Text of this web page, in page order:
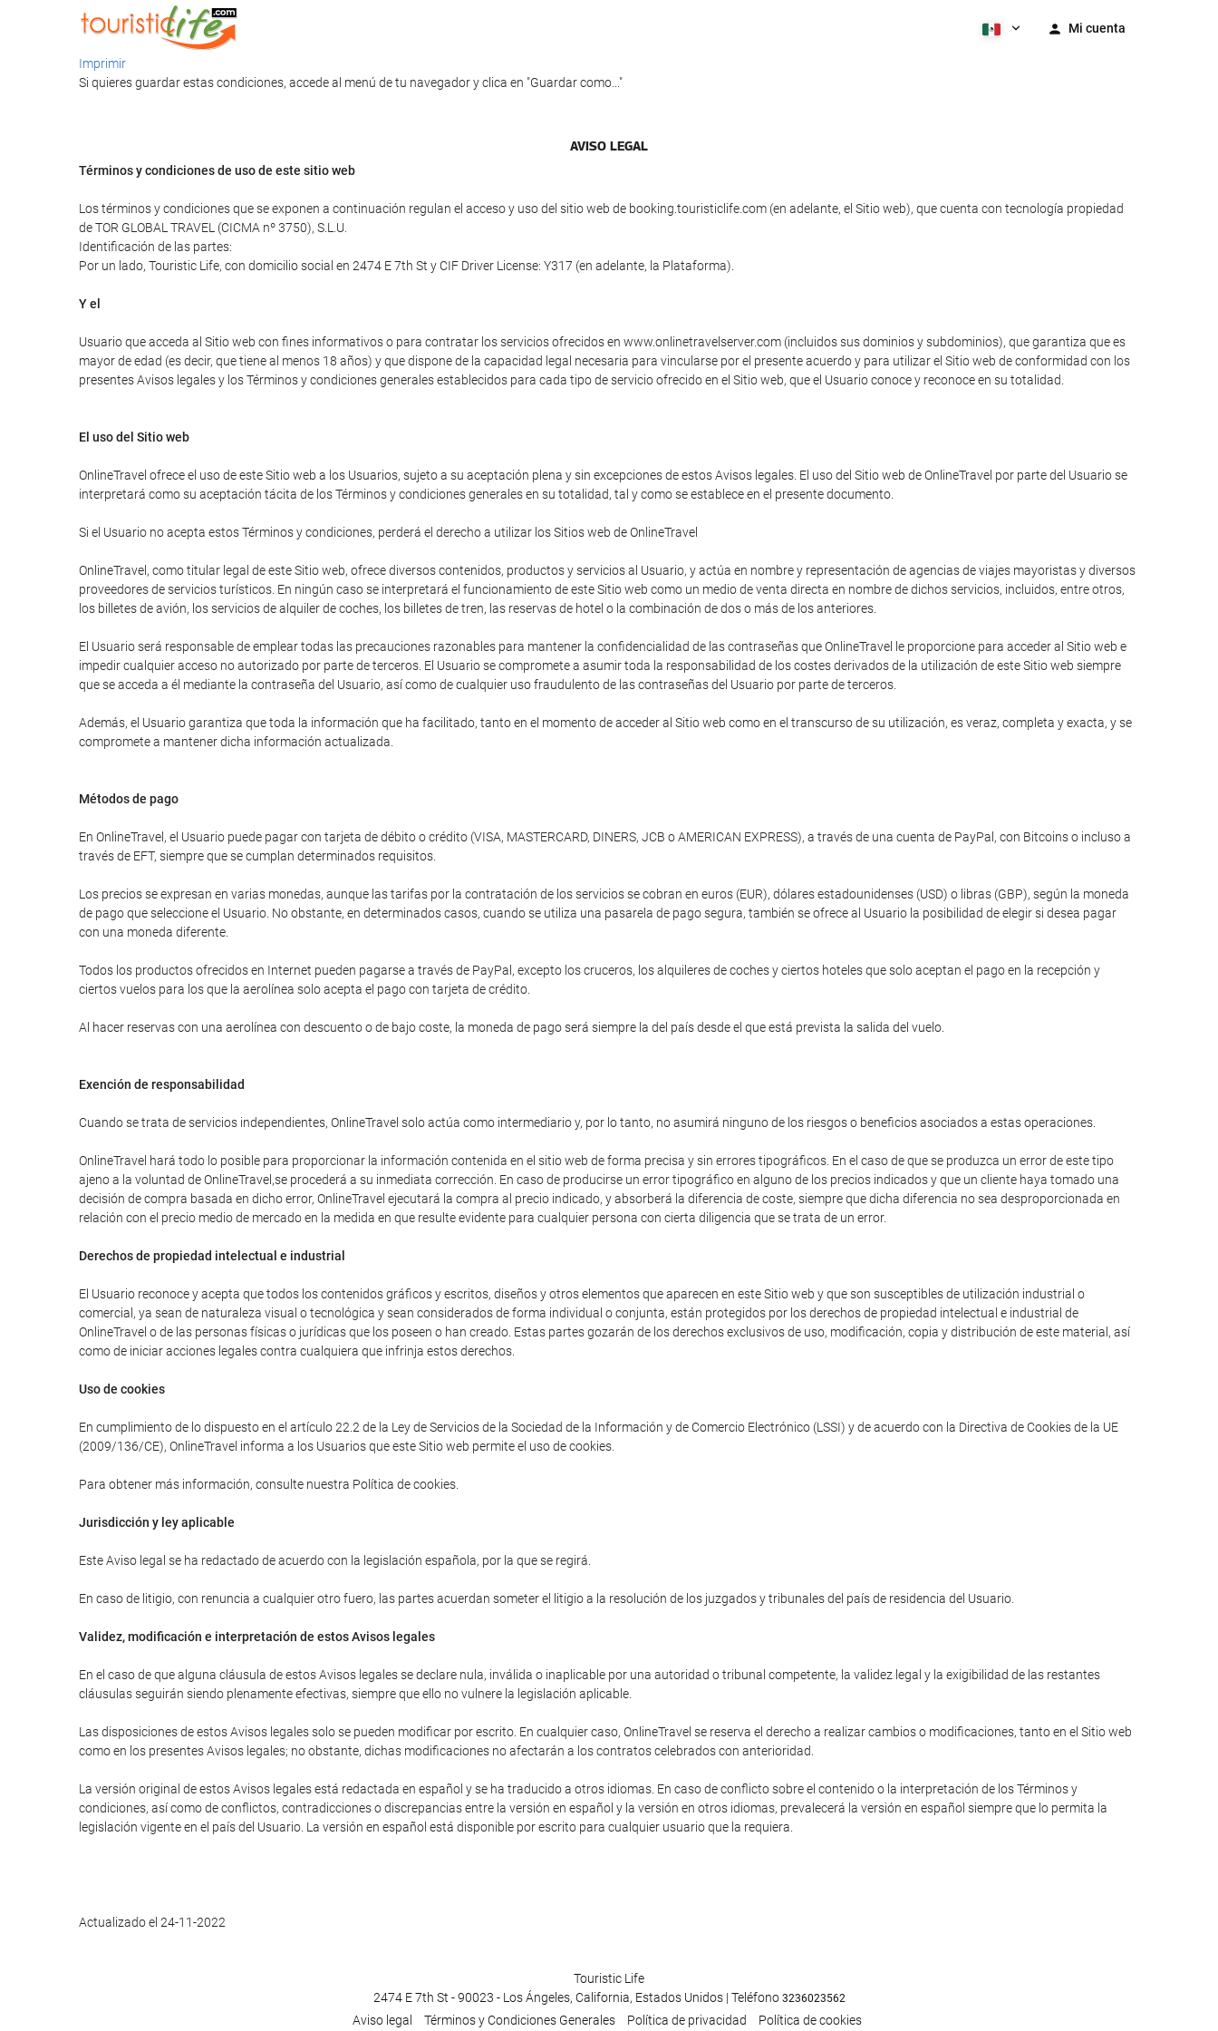
Mi cuenta
Imprimir
Si quieres guardar estas condiciones, accede al menú de tu navegador y clica en "Guardar como..."
AVISO LEGAL
Términos y condiciones de uso de este sitio web
Los términos y condiciones que se exponen a continuación regulan el acceso y uso del sitio web de booking.touristiclife.com (en adelante, el Sitio web), que cuenta con tecnología propiedad
de TOR GLOBAL TRAVEL (CICMA nº 3750), S.L.U.
Identificación de las partes:
Por un lado, Touristic Life, con domicilio social en 2474 E 7th St y CIF Driver License: Y317 (en adelante, la Plataforma).
Y el
Usuario que acceda al Sitio web con fines informativos o para contratar los servicios ofrecidos en www.onlinetravelserver.com (incluidos sus dominios y subdominios), que garantiza que es
mayor de edad (es decir, que tiene al menos 18 años) y que dispone de la capacidad legal necesaria para vincularse por el presente acuerdo y para utilizar el Sitio web de conformidad con los
presentes Avisos legales y los Términos y condiciones generales establecidos para cada tipo de servicio ofrecido en el Sitio web, que el Usuario conoce y reconoce en su totalidad.
El uso del Sitio web
OnlineTravel ofrece el uso de este Sitio web a los Usuarios, sujeto a su aceptación plena y sin excepciones de estos Avisos legales. El uso del Sitio web de OnlineTravel por parte del Usuario se
interpretará como su aceptación tácita de los Términos y condiciones generales en su totalidad, tal y como se establece en el presente documento.
Si el Usuario no acepta estos Términos y condiciones, perderá el derecho a utilizar los Sitios web de OnlineTravel
OnlineTravel, como titular legal de este Sitio web, ofrece diversos contenidos, productos y servicios al Usuario, y actúa en nombre y representación de agencias de viajes mayoristas y diversos
proveedores de servicios turísticos. En ningún caso se interpretará el funcionamiento de este Sitio web como un medio de venta directa en nombre de dichos servicios, incluidos, entre otros,
los billetes de avión, los servicios de alquiler de coches, los billetes de tren, las reservas de hotel o la combinación de dos o más de los anteriores.
El Usuario será responsable de emplear todas las precauciones razonables para mantener la confidencialidad de las contraseñas que OnlineTravel le proporcione para acceder al Sitio web e
impedir cualquier acceso no autorizado por parte de terceros. El Usuario se compromete a asumir toda la responsabilidad de los costes derivados de la utilización de este Sitio web siempre
que se acceda a él mediante la contraseña del Usuario, así como de cualquier uso fraudulento de las contraseñas del Usuario por parte de terceros.
Además, el Usuario garantiza que toda la información que ha facilitado, tanto en el momento de acceder al Sitio web como en el transcurso de su utilización, es veraz, completa y exacta, y se
compromete a mantener dicha información actualizada.
Métodos de pago
En OnlineTravel, el Usuario puede pagar con tarjeta de débito o crédito (VISA, MASTERCARD, DINERS, JCB o AMERICAN EXPRESS), a través de una cuenta de PayPal, con Bitcoins o incluso a
través de EFT, siempre que se cumplan determinados requisitos.
Los precios se expresan en varias monedas, aunque las tarifas por la contratación de los servicios se cobran en euros (EUR), dólares estadounidenses (USD) o libras (GBP), según la moneda
de pago que seleccione el Usuario. No obstante, en determinados casos, cuando se utiliza una pasarela de pago segura, también se ofrece al Usuario la posibilidad de elegir si desea pagar
con una moneda diferente.
Todos los productos ofrecidos en Internet pueden pagarse a través de PayPal, excepto los cruceros, los alquileres de coches y ciertos hoteles que solo aceptan el pago en la recepción y
ciertos vuelos para los que la aerolínea solo acepta el pago con tarjeta de crédito.
Al hacer reservas con una aerolínea con descuento o de bajo coste, la moneda de pago será siempre la del país desde el que está prevista la salida del vuelo.
Exención de responsabilidad
Cuando se trata de servicios independientes, OnlineTravel solo actúa como intermediario y, por lo tanto, no asumirá ninguno de los riesgos o beneficios asociados a estas operaciones.
OnlineTravel hará todo lo posible para proporcionar la información contenida en el sitio web de forma precisa y sin errores tipográficos. En el caso de que se produzca un error de este tipo
ajeno a la voluntad de OnlineTravel,se procederá a su inmediata corrección. En caso de producirse un error tipográfico en alguno de los precios indicados y que un cliente haya tomado una
decisión de compra basada en dicho error, OnlineTravel ejecutará la compra al precio indicado, y absorberá la diferencia de coste, siempre que dicha diferencia no sea desproporcionada en
relación con el precio medio de mercado en la medida en que resulte evidente para cualquier persona con cierta diligencia que se trata de un error.
Derechos de propiedad intelectual e industrial
El Usuario reconoce y acepta que todos los contenidos gráficos y escritos, diseños y otros elementos que aparecen en este Sitio web y que son susceptibles de utilización industrial o
comercial, ya sean de naturaleza visual o tecnológica y sean considerados de forma individual o conjunta, están protegidos por los derechos de propiedad intelectual e industrial de
OnlineTravel o de las personas físicas o jurídicas que los poseen o han creado. Estas partes gozarán de los derechos exclusivos de uso, modificación, copia y distribución de este material, así
como de iniciar acciones legales contra cualquiera que infrinja estos derechos.
Uso de cookies
En cumplimiento de lo dispuesto en el artículo 22.2 de la Ley de Servicios de la Sociedad de la Información y de Comercio Electrónico (LSSI) y de acuerdo con la Directiva de Cookies de la UE
(2009/136/CE), OnlineTravel informa a los Usuarios que este Sitio web permite el uso de cookies.
Para obtener más información, consulte nuestra Política de cookies.
Jurisdicción y ley aplicable
Este Aviso legal se ha redactado de acuerdo con la legislación española, por la que se regirá.
En caso de litigio, con renuncia a cualquier otro fuero, las partes acuerdan someter el litigio a la resolución de los juzgados y tribunales del país de residencia del Usuario.
Validez, modificación e interpretación de estos Avisos legales
En el caso de que alguna cláusula de estos Avisos legales se declare nula, inválida o inaplicable por una autoridad o tribunal competente, la validez legal y la exigibilidad de las restantes
cláusulas seguirán siendo plenamente efectivas, siempre que ello no vulnere la legislación aplicable.
Las disposiciones de estos Avisos legales solo se pueden modificar por escrito. En cualquier caso, OnlineTravel se reserva el derecho a realizar cambios o modificaciones, tanto en el Sitio web
como en los presentes Avisos legales; no obstante, dichas modificaciones no afectarán a los contratos celebrados con anterioridad.
La versión original de estos Avisos legales está redactada en español y se ha traducido a otros idiomas. En caso de conflicto sobre el contenido o la interpretación de los Términos y
condiciones, así como de conflictos, contradicciones o discrepancias entre la versión en español y la versión en otros idiomas, prevalecerá la versión en español siempre que lo permita la
legislación vigente en el país del Usuario. La versión en español está disponible por escrito para cualquier usuario que la requiera.
Actualizado el 24-11-2022
Touristic Life
2474 E 7th St - 90023 - Los Ángeles, California, Estados Unidos | Teléfono 3236023562
Aviso legal Términos y Condiciones Generales Política de privacidad Política de cookies